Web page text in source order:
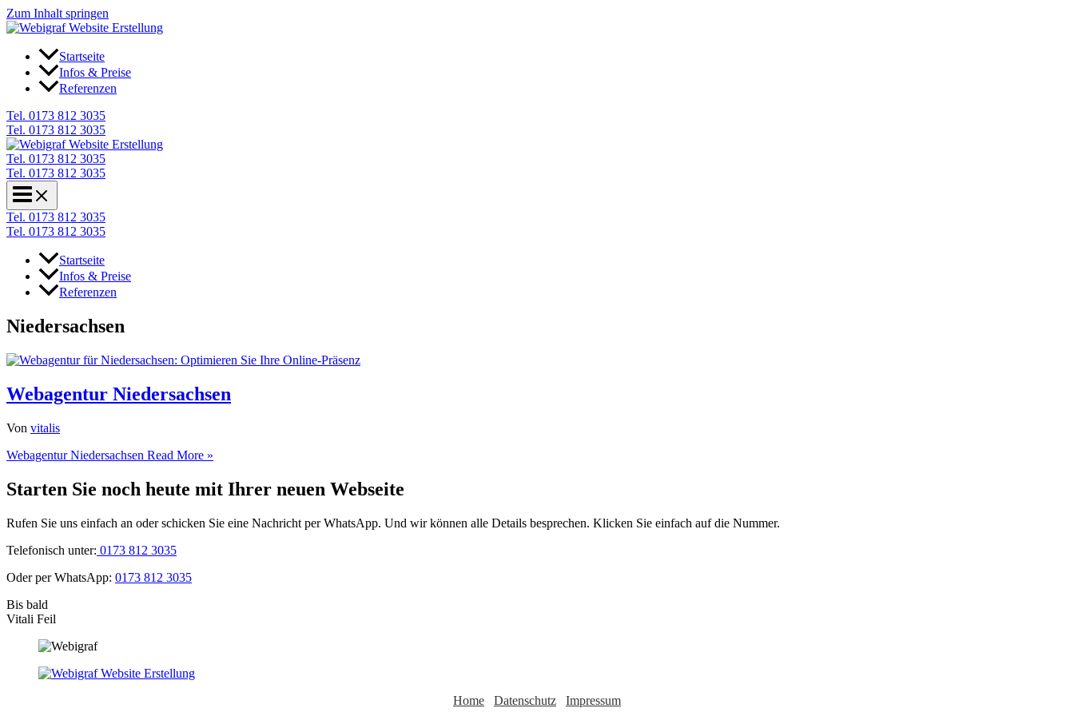
Zum Inhalt springen
Startseite
Infos & Preise
Referenzen
Tel. 0173 812 3035
Tel. 0173 812 3035
Tel. 0173 812 3035
Tel. 0173 812 3035
Tel. 0173 812 3035
Tel. 0173 812 3035
Startseite
Infos & Preise
Referenzen
Niedersachsen
Webagentur Niedersachsen
Von vitalis
Webagentur Niedersachsen Read More »
Starten Sie noch heute mit Ihrer neuen Webseite
Rufen Sie uns einfach an oder schicken Sie eine Nachricht per WhatsApp. Und wir können alle Details besprechen. Klicken Sie einfach auf die Nummer.
Telefonisch unter: 0173 812 3035
Oder per WhatsApp: 0173 812 3035
Bis bald
Vitali Feil
Home Datenschutz Impressum